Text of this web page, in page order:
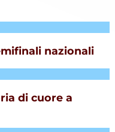
nazionali
di cuore a